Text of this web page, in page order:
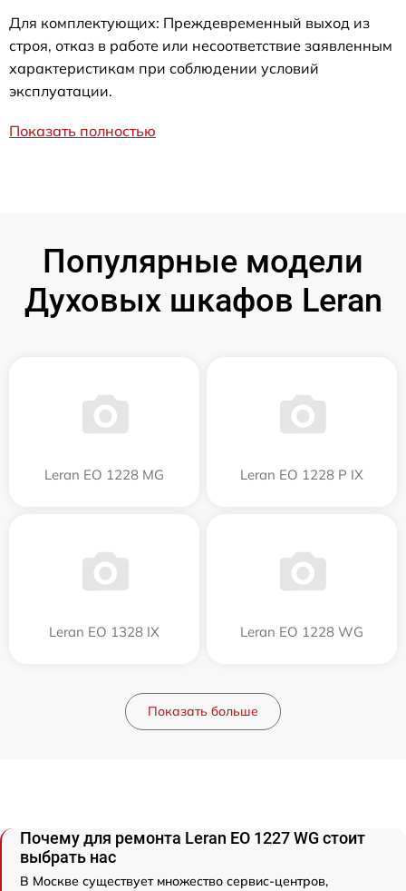
Для комплектующих: Преждевременный выход из
строя, отказ в работе или несоответствие заявленным
характеристикам при соблюдении условий
эксплуатации.
Показать полностью
Популярные модели
Духовых шкафов Leran
Leran EO 1228 MG Leran EO 1228 P IX
Leran EO 1328 IX Leran EO 1228 WG
Показать больше
Почему для ремонта Leran EO 1227 WG стоит
выбрать нас
В Москве существует множество сервис-центров,